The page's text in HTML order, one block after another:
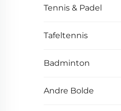
Tennis & Padel
Tafeltennis
Badminton
Andre Bolde